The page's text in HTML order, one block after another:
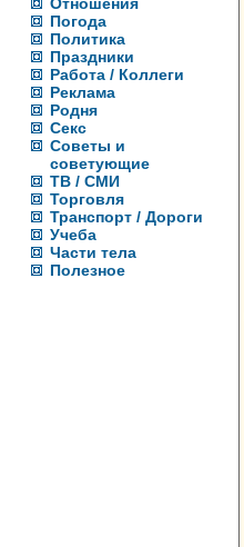
Погода
Политика
Праздники
Работа / Коллеги
Реклама
Родня
Секс
Советы и
советующие
ТВ / СМИ
Торговля
Транспорт / Дороги
Учеба
Части тела
Полезное